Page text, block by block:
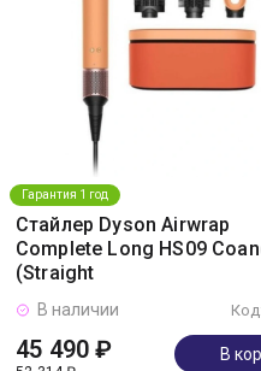
Гарантия 1 год
Стайлер Dyson Airwrap
Complete Long HS09
(Straight
В наличии
45 490 ₽ В